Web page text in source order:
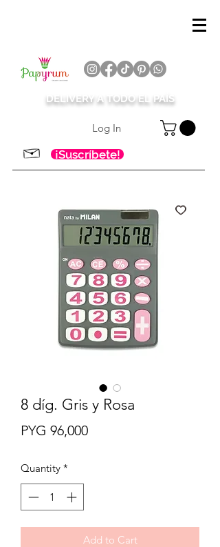
DELIVERY A TODO EL PAÍS
Log In
¡Suscríbete!
8 díg. Gris y Rosa
PYG 96,000Price
Quantity *
Add to Cart